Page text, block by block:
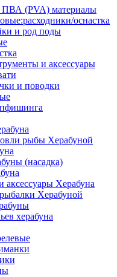
(PVA) материалы
оснастка
и род поды
и аксессуары
и поводки
рыбы Херабуной
(насадка)
аксессуары Херабуна
Херабуной
херабуна